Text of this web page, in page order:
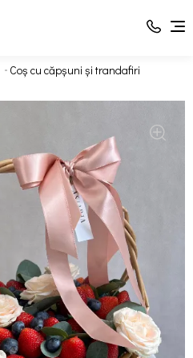
Coș cu căpșuni și trandafiri